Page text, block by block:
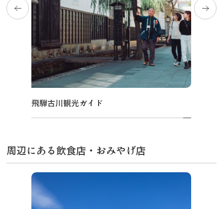
飛騨古川観光ガイド
周辺にある飲食店・おみやげ店